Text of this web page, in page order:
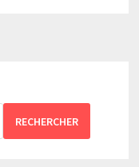
RECHERCHER